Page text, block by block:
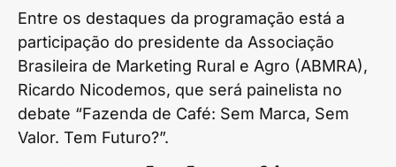
Entre os destaques da programação está a
participação do presidente da Associação
Brasileira de Marketing Rural e Agro (ABMRA),
Ricardo Nicodemos, que será painelista no
debate “Fazenda de Café: Sem Marca, Sem
Valor. Tem Futuro?”.